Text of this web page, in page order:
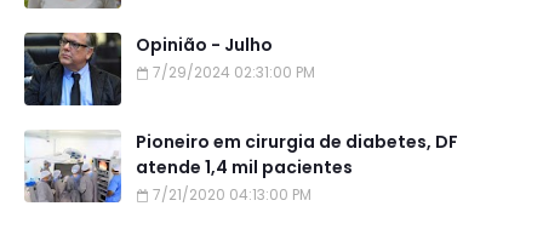
Opinião - Julho
7/29/2024 02:31:00 PM
Pioneiro em cirurgia de diabetes, DF
atende 1,4 mil pacientes
7/21/2020 04:13:00 PM